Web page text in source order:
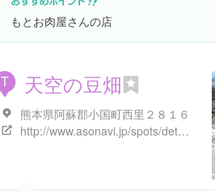
もとお肉屋さんの店
T 天空の豆畑
熊本県阿蘇郡小国町西里２８１６
http://www.asonavi.jp/spots/detail/1832